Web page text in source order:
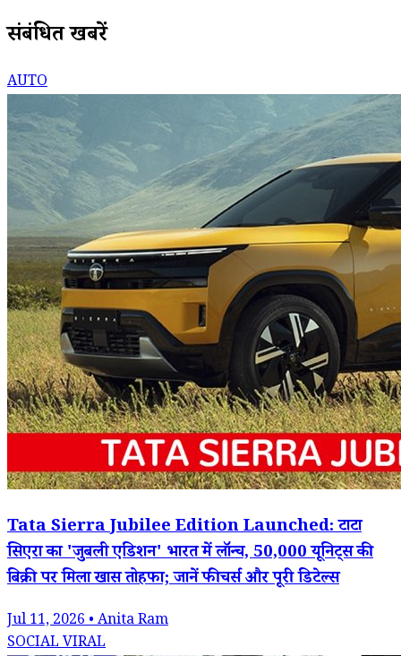
संबंधित खबरें
AUTO
Tata Sierra Jubilee Edition Launched: टाटा
सिएरा का 'जुबली एडिशन' भारत में लॉन्च, 50,000 यूनिट्स की
बिक्री पर मिला खास तोहफा; जानें फीचर्स और पूरी डिटेल्स
Jul 11, 2026 • Anita Ram
SOCIAL VIRAL